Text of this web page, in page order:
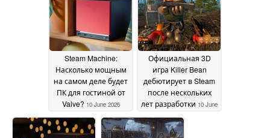
Steam Machine:
Насколько мощным
на самом деле будет
ПК для гостиной от
Valve? 10 June 2026
Официальная 3D
игра Killer Bean
дебютирует в Steam
после нескольких
лет разработки 10 June
2026